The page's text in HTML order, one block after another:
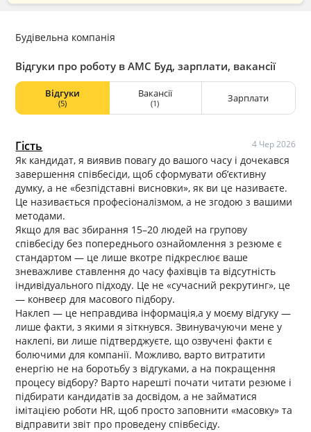
Будівельна компанія
Відгуки про роботу в АМС Буд, зарплати, вакансії
Відгуки
(5)
Вакансії
(1) Зарплати
Гість 4 Чер 2026
Як кандидат, я виявив повагу до вашого часу і дочекався
завершення співбесіди, щоб сформувати об’єктивну
думку, а не «безпідставні висновки», як ви це називаєте.
Це називається професіоналізмом, а не згодою з вашими
методами.
Якщо для вас збирання 15–20 людей на групову
співбесіду без попереднього ознайомлення з резюме є
стандартом — це лише вкотре підкреслює ваше
зневажливе ставлення до часу фахівців та відсутність
індивідуального підходу. Це не «сучасний рекрутинг», це
— конвеєр для масового підбору.
Наклеп — це неправдива інформація,а у моєму відгуку —
лише факти, з якими я зіткнувся. Звинувачуючи мене у
наклепі, ви лише підтверджуєте, що озвучені факти є
болючими для компанії. Можливо, варто витратити
енергію не на боротьбу з відгуками, а на покращення
процесу відбору? Варто нарешті почати читати резюме і
підбирати кандидатів за досвідом, а не займатися
імітацією роботи HR, щоб просто заповнити «масовку» та
відправити звіт про проведену співбесіду.